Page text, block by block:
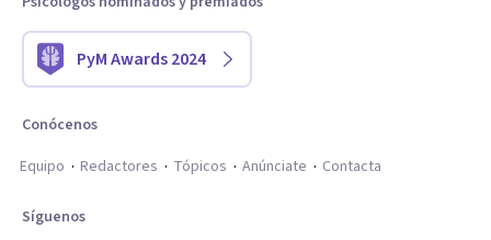
PyM Awards 2024
Conócenos
Equipo
Redactores Tópicos Anúnciate Contacta
Síguenos